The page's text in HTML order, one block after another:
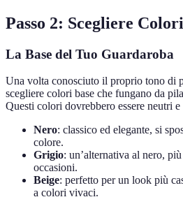
Passo 2: Scegliere
La Base del Tuo Guardaroba
Una volta conosciuto il proprio tono di
scegliere colori base che fungano da
Questi colori dovrebbero essere neutri
Nero: classico ed elegante, si
colore.
Grigio: un’alternativa al nero,
occasioni.
Beige: perfetto per un look più
a colori vivaci.